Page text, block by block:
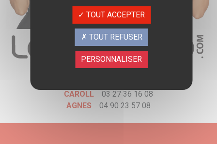
CAROLL
03 27 36 16 08
AGNES
04 90 23 57 08
TOUT ACCEPTER
TOUT REFUSER
PERSONNALISER